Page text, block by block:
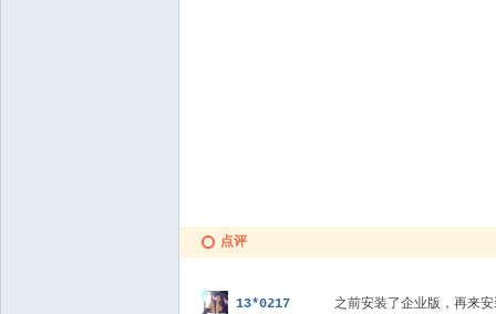
点评
13*0217
之前安装了企业版，再来